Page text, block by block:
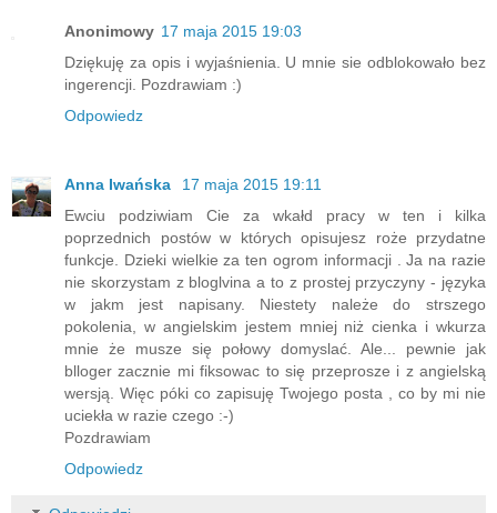
Anonimowy 17 maja 2015 19:03
Dziękuję za opis i wyjaśnienia. U mnie sie odblokowało bez
ingerencji. Pozdrawiam :)
Odpowiedz
Anna Iwańska
17 maja 2015 19:11
Ewciu podziwiam Cie za wkałd pracy w ten i kilka
poprzednich postów w których opisujesz roże przydatne
funkcje. Dzieki wielkie za ten ogrom informacji . Ja na razie
nie skorzystam z bloglvina a to z prostej przyczyny - języka
w jakm jest napisany. Niestety należe do strszego
pokolenia, w angielskim jestem mniej niż cienka i wkurza
mnie że musze się połowy domyslać. Ale... pewnie jak
blloger zacznie mi fiksowac to się przeprosze i z angielską
wersją. Więc póki co zapisuję Twojego posta , co by mi nie
uciekła w razie czego :-)
Pozdrawiam
Odpowiedz